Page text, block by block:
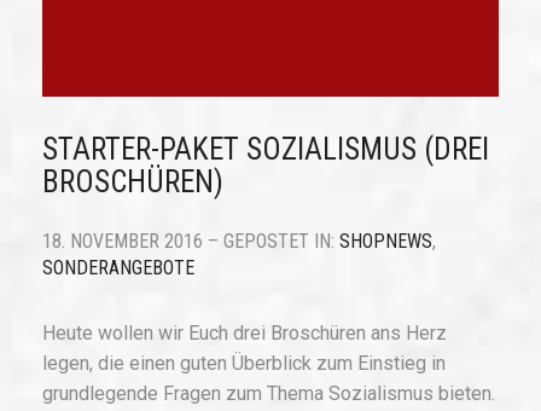
STARTER-PAKET SOZIALISMUS (DREI
BROSCHÜREN)
18. NOVEMBER 2016 – GEPOSTET IN: SHOPNEWS,
SONDERANGEBOTE
Heute wollen wir Euch drei Broschüren ans Herz
legen, die einen guten Überblick zum Einstieg in
grundlegende Fragen zum Thema Sozialismus bieten.